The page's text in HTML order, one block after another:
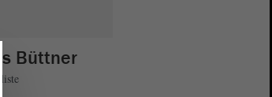
Büttner